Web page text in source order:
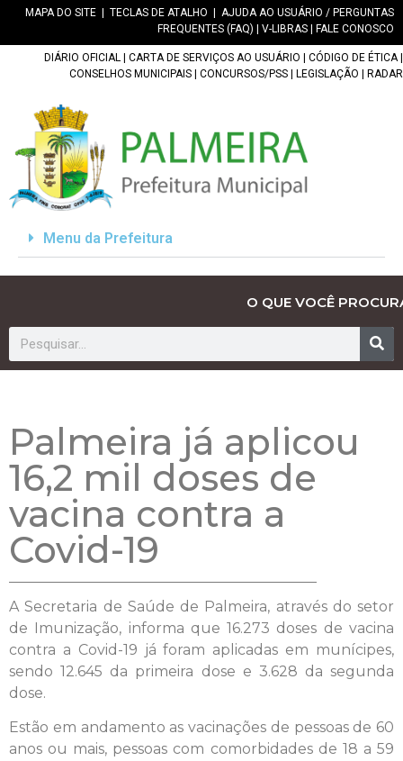
MAPA DO SITE TECLAS DE ATALHO
AJUDA AO USUÁRIO / PERGUNTAS
FREQUENTES (FAQ)
V-LIBRAS FALE CONOSCO
DIÁRIO OFICIAL CARTA DE SERVIÇOS AO USUÁRIO CÓDIGO DE ÉTICA|
CONSELHOS MUNICIPAIS
CONCURSOS/PSS LEGISLAÇÃO RADAR
Menu da Prefeitura
O QUE VOCÊ
Palmeira já aplicou
16,2 mil doses de
vacina contra a
Covid-19
A Secretaria de Saúde de Palmeira, através do setor
de Imunização, informa que 16.273 doses de vacina
contra a Covid-19 já foram aplicadas em munícipes,
sendo 12.645 da primeira dose e 3.628 da segunda
dose.
Estão em andamento as vacinações de pessoas de 60
anos ou mais, pessoas com comorbidades de 18 a 59